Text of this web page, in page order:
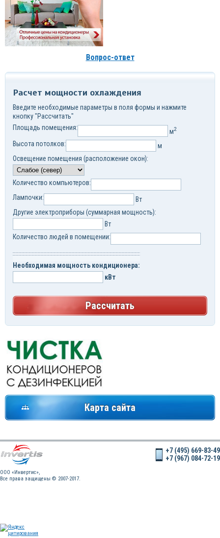
Вопрос-ответ
Расчет мощности охлаждения
Введите необходимые параметры в поля формы и нажмите
кнопку "Рассчитать"
Площадь помещения:
м2
Высота потолков:
м
Освещение помещения (расположение окон):
Количество компьютеров:
Лампочки:
Вт
Другие электроприборы (суммарная мощность):
Вт
Количество людей в помещении:
Необходимая мощность кондиционера:
кВт
Рассчитать
Карта сайта
OOO «Инвертис»,
Все права защищены © 2007-2017.
+7 (495) 669-83-49
+7 (967) 084-72-19